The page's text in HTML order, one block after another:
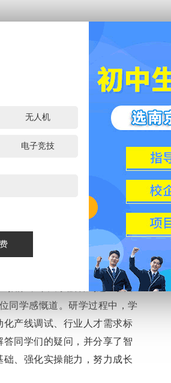
抽象，今天亲眼看到这些技术
同学感慨道。研学过程中，学
产线调试、行业人才需求标
同学们的疑问，并分享了智
础、强化实操能力，努力成长
无人机
电子竞技